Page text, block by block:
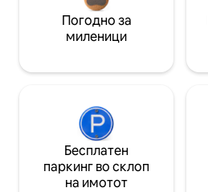
Погодно за
миленици
Бесплатен
паркинг во склоп
на имотот